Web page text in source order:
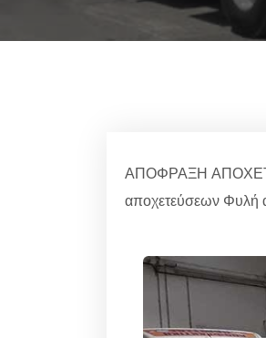
ΑΠΟΦΡΑΞΗ
αποχετεύσεων Φυλή